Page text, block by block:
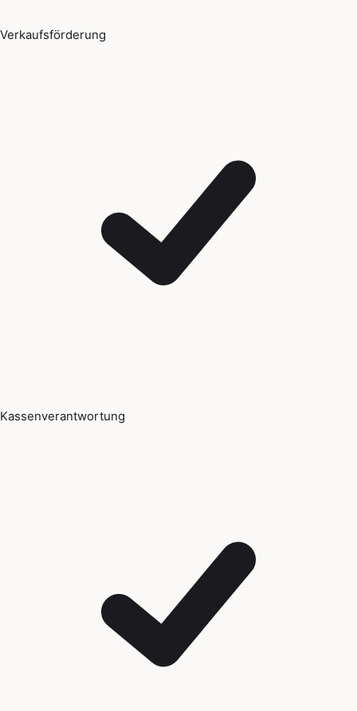
Verkaufsförderung
Kassenverantwortung